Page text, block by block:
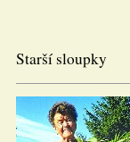
Starší sloupky